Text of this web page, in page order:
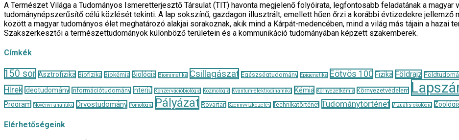
A Természet Világa a Tudományos Ismeretterjesztő Társulat (TIT) havonta megjelenő folyóirata, legfontosabb feladatának a magyar
tudománynépszerűsítő célú közlését tekinti. A lap sokszínű, gazdagon illusztrált, emellett hűen őrzi a korábbi évtizedekre
között a magyar tudományos élet meghatározó alakjai sorakoznak, akik mind a Kárpát-medencében, mind a világ más tájain a
Szakszerkesztői a természettudományok különböző területein és a kommunikáció tudományában képzett szakemberek.
Címkék
150 sor Asztrofizika Biofizika Biokémia Biológia Biomimetika Csillagászat Egészségtudomány Epigenetika Eötvös 100 Fizika Földrajz
Hírek Idegtudomány Információtudomány Interjú Konzervációbiológia Kozmológia Kvantum-elektrodinamika Kémia Környezetkémia Környezetvédelem
Program
Növényi analitika Orvostudomány Pomológia Pályázat Rovartan Szennyvízkezelés Technikatörténet Tudománytörténet Vizuális ökológia
Elérhetőségeink